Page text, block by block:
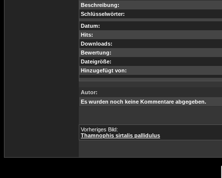
Beschreibung:
Schlüsselwörter:
Datum:
Hits:
Downloads:
Bewertung:
Dateigröße:
Hinzugefügt von:
Autor:
Es wurden noch keine Kommentare abgegeben.
Vorheriges Bild:
Thamnophis sirtalis pallidulus